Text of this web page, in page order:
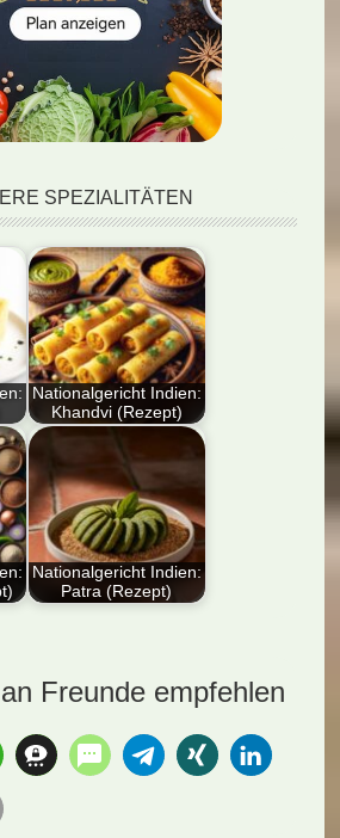
SPEZIALITÄTEN
Nationalgericht Indien:
Khandvi (Rezept)
Entdecken Sie das
Rezept für Khandvi,
eine beliebte indische
Spezialität…
Nationalgericht Indien:
Patra (Rezept)
Dampfgericht…
Freunde empfehlen